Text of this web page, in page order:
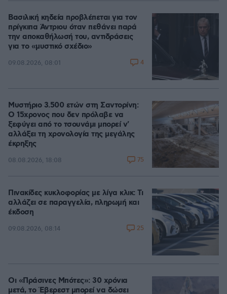
Βασιλική κηδεία προβλέπεται για τον
πρίγκιπα Άντριου όταν πεθάνει παρά
την αποκαθήλωσή του, αντιδράσεις
για το «μυστικό σχέδιο»
09.08.2026, 08:01 4
Μυστήριο 3.500 ετών στη Σαντορίνη:
Ο 15χρονος που δεν πρόλαβε να
ξεφύγει από το τσουνάμι μπορεί ν'
αλλάξει τη χρονολογία της μεγάλης
έκρηξης
08.08.2026, 18:08 75
Πινακίδες κυκλοφορίας με λίγα κλικ: Τι
αλλάζει σε παραγγελία, πληρωμή και
έκδοση
09.08.2026, 08:14 25
Οι «Πράσινες Μπότες»: 30 χρόνια
μετά, το Έβερεστ μπορεί να δώσει